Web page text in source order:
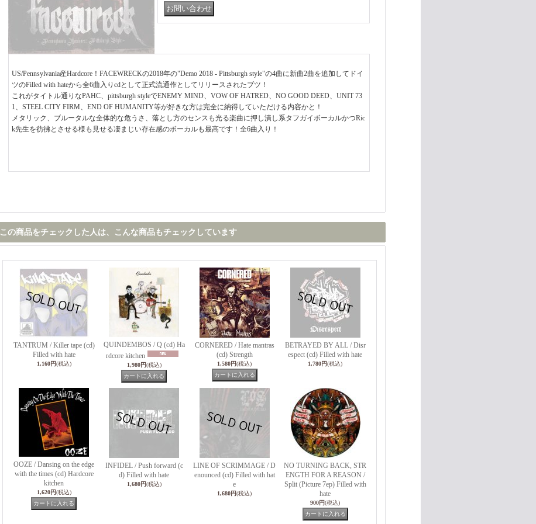
US/Pennsylvania産Hardcore！FACEWRECKの2018年の"Demo 2018 - Pittsburgh style"の4曲に新曲2曲を追加してドイ
ツのFilled with hateから全6曲入りcdとして正式流通作としてリリースされたブツ！
これがタイトル通りなPAHC、pittsburgh styleでENEMY MIND、VOW OF HATRED、NO GOOD DEED、UNIT 73
1、STEEL CITY FIRM、END OF HUMANITY等が好きな方は完全に納得していただける内容かと！
メタリック、ブルータルな全体的な危うさ、落とし方のセンスも光る楽曲に押し潰し系タフガイボーカルかつRic
k先生を彷彿とさせる様も見せる凄まじい存在感のボーカルも最高です！全6曲入り！
この商品をチェックした人は、こんな商品もチェックしています
TANTRUM / Killer tape (cd)
Filled with hate
1,160円(税込)
QUINDEMBOS / Q (cd) Ha
rdcore kitchen
1,980円(税込)
CORNERED / Hate mantras
(cd) Strength
1,580円(税込)
BETRAYED BY ALL / Disr
espect (cd) Filled with hate
1,780円(税込)
OOZE / Dansing on the edge
with the times (cd) Hardcore
kitchen
1,620円(税込)
INFIDEL / Push forward (c
d) Filled with hate
1,680円(税込)
LINE OF SCRIMMAGE / D
enounced (cd) Filled with hat
e
1,680円(税込)
NO TURNING BACK, STR
ENGTH FOR A REASON /
Split (Picture 7ep) Filled with
hate
900円(税込)